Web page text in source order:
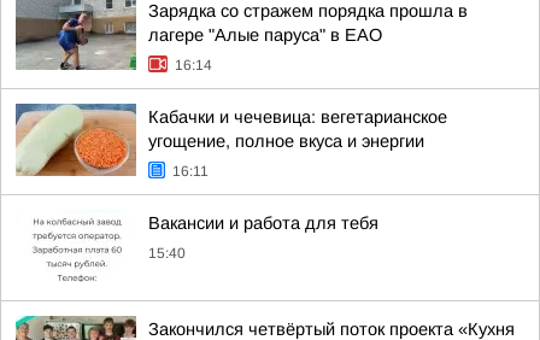
Зарядка со стражем порядка прошла в
лагере "Алые паруса" в ЕАО
16:14
Кабачки и чечевица: вегетарианское
угощение, полное вкуса и энергии
16:11
Вакансии и работа для тебя
15:40
Закончился четвёртый поток проекта «Кухня